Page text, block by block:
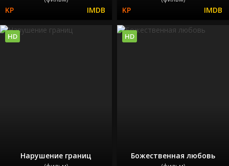
Нарушение границ
HD
Божественная любовь
HD